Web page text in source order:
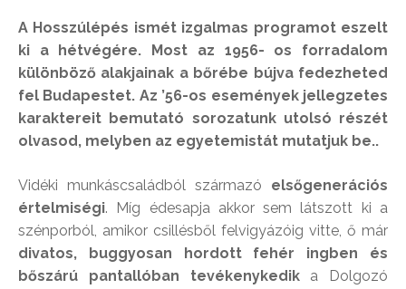
A Hosszúlépés ismét izgalmas programot eszelt
ki a hétvégére. Most az 1956- os forradalom
különböző alakjainak a bőrébe bújva fedezheted
fel Budapestet. Az ’56-os események jellegzetes
karaktereit bemutató sorozatunk utolsó részét
olvasod, melyben az egyetemistát mutatjuk be..
Vidéki munkáscsaládból származó elsőgenerációs
értelmiségi. Míg édesapja akkor sem látszott ki a
szénporból, amikor csillésből felvigyázóig vitte, ő már
divatos, buggyosan hordott fehér ingben és
bőszárú pantallóban tevékenykedika Dolgozó